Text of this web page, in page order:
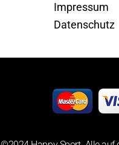
Impressum
Datenschutz